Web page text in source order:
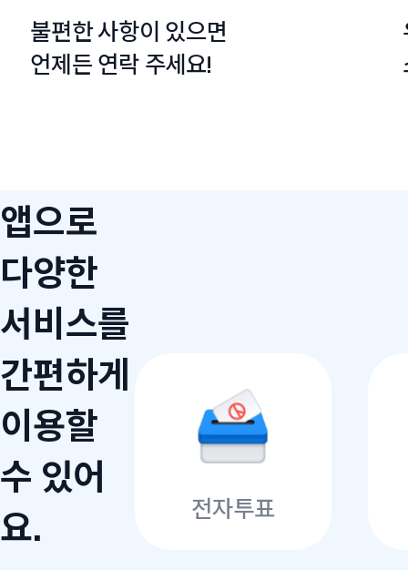
불편한 사항이 있으면
언제든 연락 주세요!
앱으로
다양한
서비스를
간편하게
이용할
수 있어
요.
전자투표